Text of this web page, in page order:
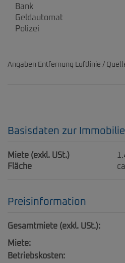
Bank
Geldautomat
Polizei
Angaben Entfernung Luftlinie /
Basisdaten zur Immobilie
Miete (exkl. USt.)
Fläche
Preisinformation
Gesamtmiete (exkl. USt.):
Miete:
Betriebskosten: